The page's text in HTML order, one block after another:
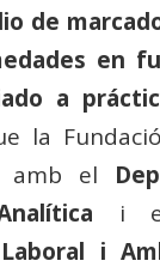
de
en
a
la
amb el
i
i